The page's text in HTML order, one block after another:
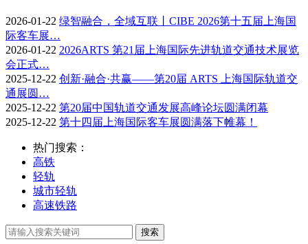
2026-01-22 绿智融合，全域互联丨CIBE 2026第十五届上海国
际客车展…
2026-01-22 2026ARTS 第21届上海国际先进轨道交通技术展览
会正式…
2025-12-22 创新·融合·共赢——第20届 ARTS 上海国际轨道交
通展圆…
2025-12-22 第20届中国轨道交通发展高峰论坛圆满闭幕
2025-12-22 第十四届上海国际客车展圆满落下帷幕！
热门搜索：
高铁
轻轨
城市轻轨
高速铁路